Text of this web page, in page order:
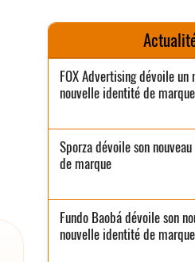
FOX Advertising dévoile un
nouvelle identité de marque
Sporza dévoile son
de marque
Fundo Baobá dévoile son
nouvelle identité de marque